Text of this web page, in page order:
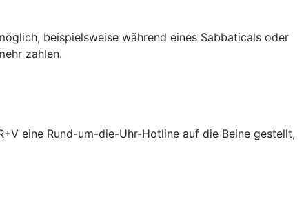
beispielsweise während eines Sabbaticals oder
zahlen.
eine Rund-um-die-Uhr-Hotline auf die Beine gestellt,